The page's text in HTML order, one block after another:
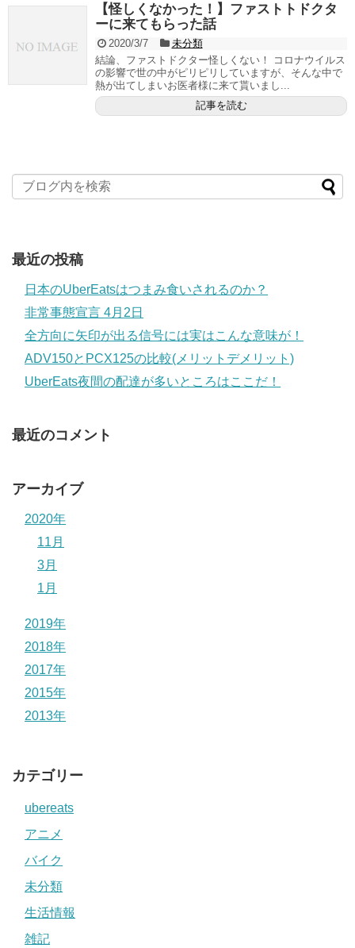
【怪しくなかった！】ファストトドクタ
ーに来てもらった話
2020/3/7
未分類
結論、ファストドクター怪しくない！ コロナウイルス
の影響で世の中がピリピリしていますが、そんな中で
熱が出てしまいお医者様に来て貰いまし...
記事を読む
最近の投稿
日本のUberEatsはつまみ食いされるのか？
非常事態宣言 4月2日
全方向に矢印が出る信号には実はこんな意味が！
ADV150とPCX125の比較(メリットデメリット)
UberEats夜間の配達が多いところはここだ！
最近のコメント
アーカイブ
2020年
11月
3月
1月
2019年
2018年
2017年
2015年
2013年
カテゴリー
ubereats
アニメ
バイク
未分類
生活情報
雑記